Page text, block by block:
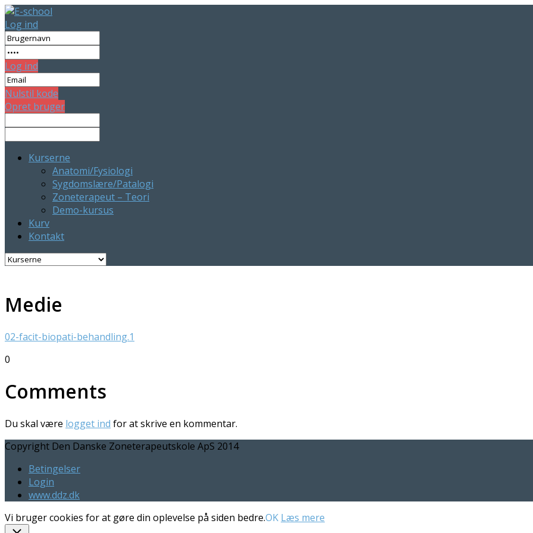
Log ind
Log ind
Nulstil kode
Opret bruger
Kurserne
Anatomi/Fysiologi
Sygdomslære/Patalogi
Zoneterapeut – Teori
Demo-kursus
Kurv
Kontakt
Medie
02-facit-biopati-behandling.1
0
Comments
Du skal være logget ind for at skrive en kommentar.
Copyright Den Danske Zoneterapeutskole ApS 2014
Betingelser
Login
www.ddz.dk
Vi bruger cookies for at gøre din oplevelse på siden bedre.OK Læs mere